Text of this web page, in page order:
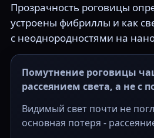
Прозрачность роговицы
устроены фибриллы и как
с неоднородностями на
Помутнение роговицы
рассеянием света, а не с
Видимый свет почти не
основная потеря -